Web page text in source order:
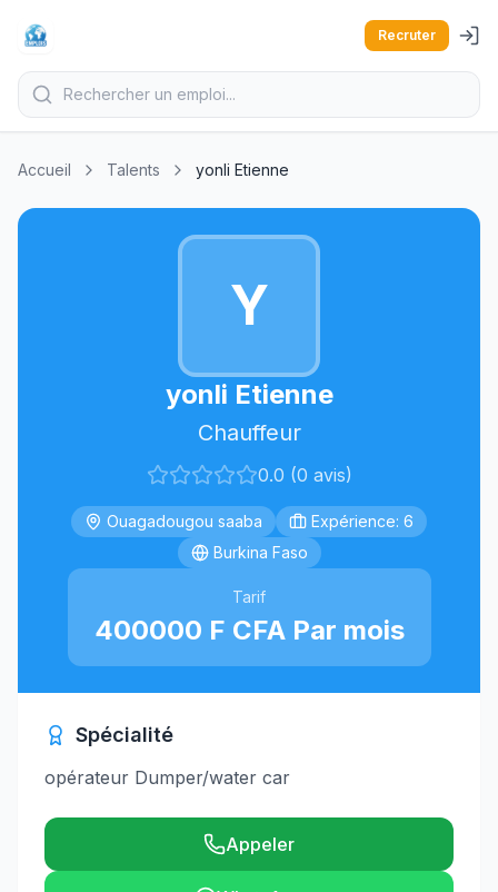
Recruter
Accueil Talents yonli Etienne
Y
yonli Etienne
Chauffeur
0.0 (0 avis)
Ouagadougou saaba
Expérience: 6
Burkina Faso
Tarif
400000 F CFA Par mois
Spécialité
opérateur Dumper/water car
Appeler